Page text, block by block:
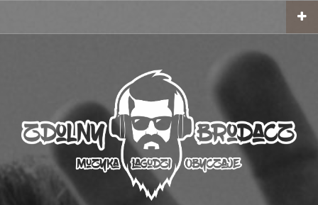
treści